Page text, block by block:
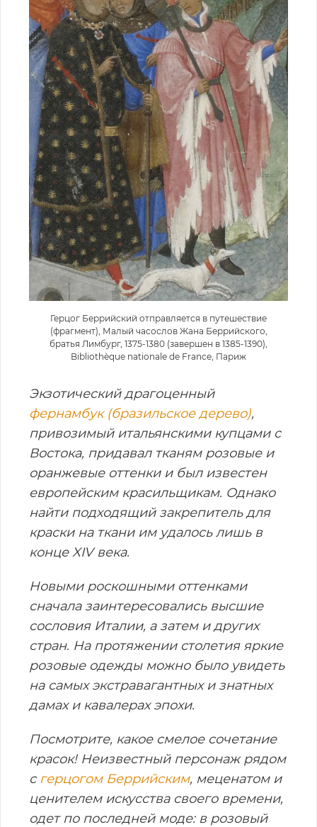
Герцог Беррийский отправляется в путешествие
(фрагмент), Малый часослов Жана Беррийского,
братья Лимбург, 1375-1380 (завершен в 1385-1390),
Bibliothèque nationale de France, Париж
Экзотический драгоценный
фернамбук (бразильское дерево),
привозимый итальянскими купцами с
Востока, придавал тканям розовые и
оранжевые оттенки и был известен
европейским красильщикам. Однако
найти подходящий закрепитель для
краски на ткани им удалось лишь в
конце XIV века.
Новыми роскошными оттенками
сначала заинтересовались высшие
сословия Италии, а затем и других
стран. На протяжении столетия яркие
розовые одежды можно было увидеть
на самых экстравагантных и знатных
дамах и кавалерах эпохи.
Посмотрите, какое смелое сочетание
красок! Неизвестный персонаж рядом
с герцогом Беррийским, меценатом и
ценителем искусства своего времени,
одет по последней моде: в розовый